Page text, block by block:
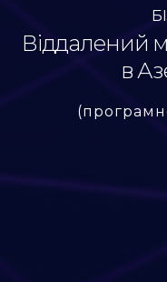
Віддалений
в